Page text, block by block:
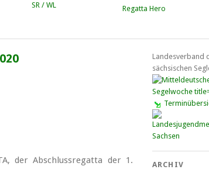
SR / WL
Regatta Hero
der Abschlussregatta der 1.
Landesverband
sächsischen
ARCHIV